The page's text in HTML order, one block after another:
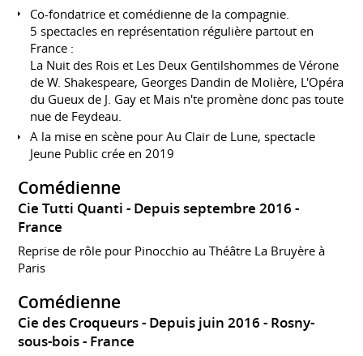
Co-fondatrice et comédienne de la compagnie.
5 spectacles en représentation régulière partout en
France :
La Nuit des Rois et Les Deux Gentilshommes de Vérone
de W. Shakespeare, Georges Dandin de Molière, L'Opéra
du Gueux de J. Gay et Mais n'te promène donc pas toute
nue de Feydeau.
A la mise en scène pour Au Clair de Lune, spectacle
Jeune Public crée en 2019
Comédienne
Cie Tutti Quanti
Depuis septembre 2016
France
Reprise de rôle pour Pinocchio au Théâtre La Bruyère à
Paris
Comédienne
Cie des Croqueurs Depuis juin 2016 Rosny-
sous-bois
France